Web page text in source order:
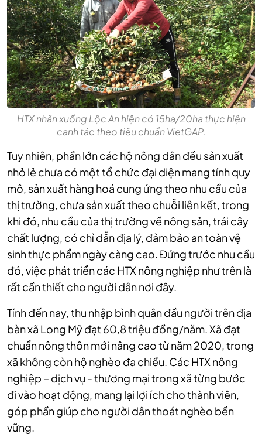
HTX nhãn xuồng Lộc An hiện có 15ha/20ha thực hiện
canh tác theo tiêu chuẩn VietGAP.
Tuy nhiên, phần lớn các hộ nông dân đều sản xuất
nhỏ lẻ chưa có một tổ chức đại diện mang tính quy
mô, sản xuất hàng hoá cung ứng theo nhu cầu của
thị trường, chưa sản xuất theo chuỗi liên kết, trong
khi đó, nhu cầu của thị trường về nông sản, trái cây
chất lượng, có chỉ dẫn địa lý, đảm bảo an toàn vệ
sinh thực phẩm ngày càng cao. Đứng trước nhu cầu
đó, việc phát triển các HTX nông nghiệp như trên là
rất cần thiết cho người dân nơi đây.
Tính đến nay, thu nhập bình quân đầu người trên địa
bàn xã Long Mỹ đạt 60,8 triệu đồng/năm. Xã đạt
chuẩn nông thôn mới nâng cao từ năm 2020, trong
xã không còn hộ nghèo đa chiều. Các HTX nông
nghiệp – dịch vụ - thương mại trong xã từng bước
đi vào hoạt động, mang lại lợi ích cho thành viên,
góp phần giúp cho người dân thoát nghèo bền
vững.